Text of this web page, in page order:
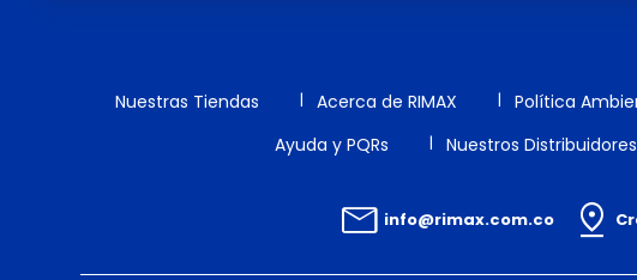
Nuestras Tiendas Acerca de RIMAX Política
Ayuda y PQRs
Nuestros Distribuidores
info@rimax.com.co